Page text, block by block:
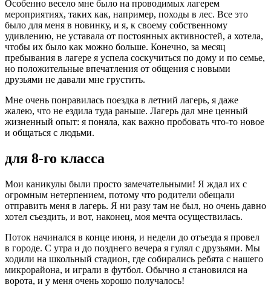
Особенно весело мне было на проводимых лагерем
мероприятиях, таких как, например, походы в лес. Все это
было для меня в новинку, и я, к своему собственному
удивлению, не уставала от постоянных активностей, а хотела,
чтобы их было как можно больше. Конечно, за месяц
пребывания в лагере я успела соскучиться по дому и по семье,
но положительные впечатления от общения с новыми
друзьями не давали мне грустить.
Мне очень понравилась поездка в летний лагерь, я даже
жалею, что не ездила туда раньше. Лагерь дал мне ценный
жизненный опыт: я поняла, как важно пробовать что-то новое
и общаться с людьми.
для 8-го класса
Мои каникулы были просто замечательными! Я ждал их с
огромным нетерпением, потому что родители обещали
отправить меня в лагерь. Я ни разу там не был, но очень давно
хотел съездить, и вот, наконец, моя мечта осуществилась.
Поток начинался в конце июня, и недели до отъезда я провел
в городе. С утра и до позднего вечера я гулял с друзьями. Мы
ходили на школьный стадион, где собирались ребята с нашего
микрорайона, и играли в футбол. Обычно я становился на
ворота, и у меня очень хорошо получалось!